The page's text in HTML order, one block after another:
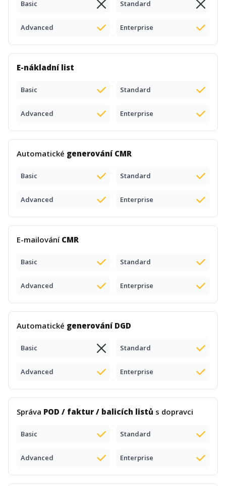
Basic Standard
Advanced Enterprise
E-nákladní list
Basic Standard
Advanced Enterprise
Automatické generování CMR
Basic Standard
Advanced Enterprise
E-mailování CMR
Basic Standard
Advanced Enterprise
Automatické generování DGD
Basic Standard
Advanced Enterprise
Správa POD / faktur / balicích listů s dopravci
Basic Standard
Advanced Enterprise